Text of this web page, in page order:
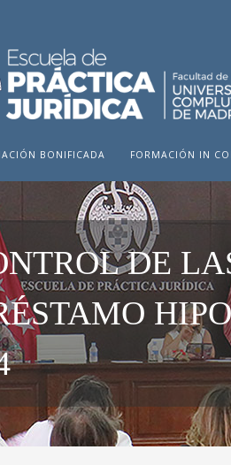
BONIFICADA FORMACIÓN IN
DE